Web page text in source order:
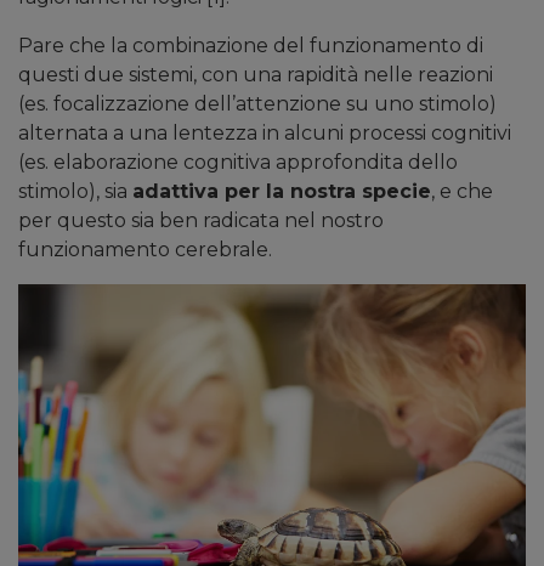
Pare che la combinazione del funzionamento di
questi due sistemi, con una rapidità nelle reazioni
(es. focalizzazione dell’attenzione su uno stimolo)
alternata a una lentezza in alcuni processi cognitivi
(es. elaborazione cognitiva approfondita dello
stimolo), sia adattiva per la nostra specie, e che
per questo sia ben radicata nel nostro
funzionamento cerebrale.